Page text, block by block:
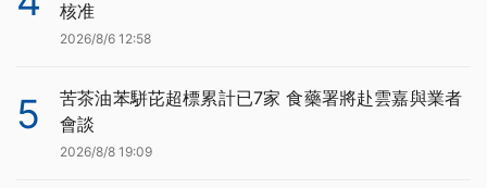
核准
2026/8/6 12:58
5
苦茶油苯駢芘超標累計已7家 食藥署將赴雲嘉與業者
會談
2026/8/8 19:09